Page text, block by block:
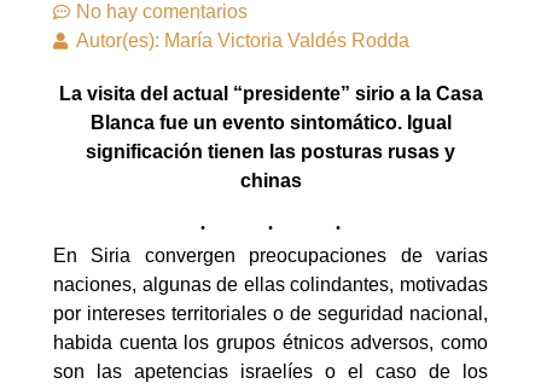
No hay comentarios
Autor(es): María Victoria Valdés Rodda
La visita del actual “presidente” sirio a la Casa
Blanca fue un evento sintomático. Igual
significación tienen las posturas rusas y
chinas
En Siria convergen preocupaciones de varias
naciones, algunas de ellas colindantes, motivadas
por intereses territoriales o de seguridad nacional,
habida cuenta los grupos étnicos adversos, como
son las apetencias israelíes o el caso de los